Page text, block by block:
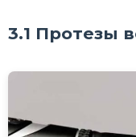
3.1 Протезы